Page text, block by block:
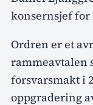
konsernsjef
Ordren er et
rammeavtalen
forsvarsmakt i
oppgradering